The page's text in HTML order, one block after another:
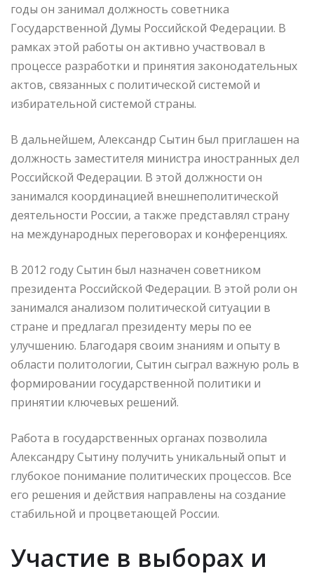
годы он занимал должность советника
Государственной Думы Российской Федерации. В
рамках этой работы он активно участвовал в
процессе разработки и принятия законодательных
актов, связанных с политической системой и
избирательной системой страны.
В дальнейшем, Александр Сытин был приглашен на
должность заместителя министра иностранных дел
Российской Федерации. В этой должности он
занимался координацией внешнеполитической
деятельности России, а также представлял страну
на международных переговорах и конференциях.
В 2012 году Сытин был назначен советником
президента Российской Федерации. В этой роли он
занимался анализом политической ситуации в
стране и предлагал президенту меры по ее
улучшению. Благодаря своим знаниям и опыту в
области политологии, Сытин сыграл важную роль в
формировании государственной политики и
принятии ключевых решений.
Работа в государственных органах позволила
Александру Сытину получить уникальный опыт и
глубокое понимание политических процессов. Все
его решения и действия направлены на создание
стабильной и процветающей России.
Участие в выборах и